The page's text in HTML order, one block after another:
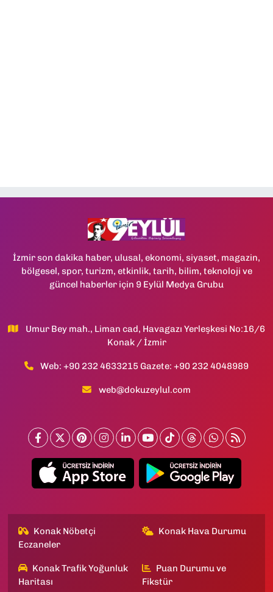
İzmir son dakika haber, ulusal, ekonomi, siyaset, magazin,
bölgesel, spor, turizm, etkinlik, tarih, bilim, teknoloji ve
güncel haberler için 9 Eylül Medya Grubu
Umur Bey mah., Liman cad, Havagazı Yerleşkesi No:16/6
Konak / İzmir
Web: +90 232 4633215 Gazete: +90 232 4048989
web@dokuzeylul.com
Konak Nöbetçi
Eczaneler
Konak Hava Durumu
Konak Trafik Yoğunluk
Haritası
Puan Durumu ve
Fikstür